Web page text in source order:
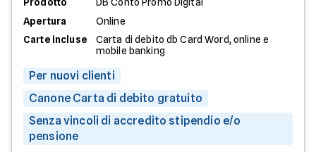
Apertura
Online
Carte incluse
Carta di debito db Card Word, online e
mobile banking
Per nuovi clienti
Canone Carta di debito gratuito
Senza vincoli di accredito stipendio e/o
pensione